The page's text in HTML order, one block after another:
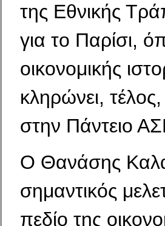
της Εθνικής
για το Παρίσι,
οικονομικής
κληρώνει,
στην Πάντειο
Ο Θανάσης
σημαντικός
πεδίο της